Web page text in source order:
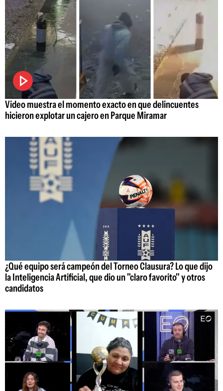
Video muestra el momento exacto en que delincuentes
hicieron explotar un cajero en Parque Miramar
¿Qué equipo será campeón del Torneo Clausura? Lo que dijo
la Inteligencia Artificial, que dio un "claro favorito" y otros
candidatos